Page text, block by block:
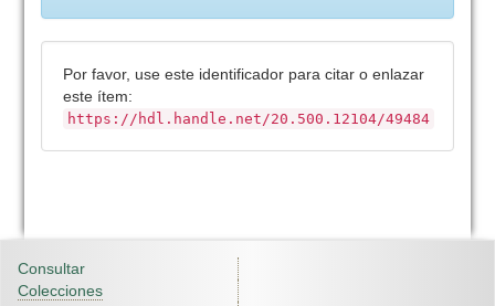
Por favor, use este identificador para citar o enlazar
este ítem:
https://hdl.handle.net/20.500.12104/49484
Consultar
Colecciones